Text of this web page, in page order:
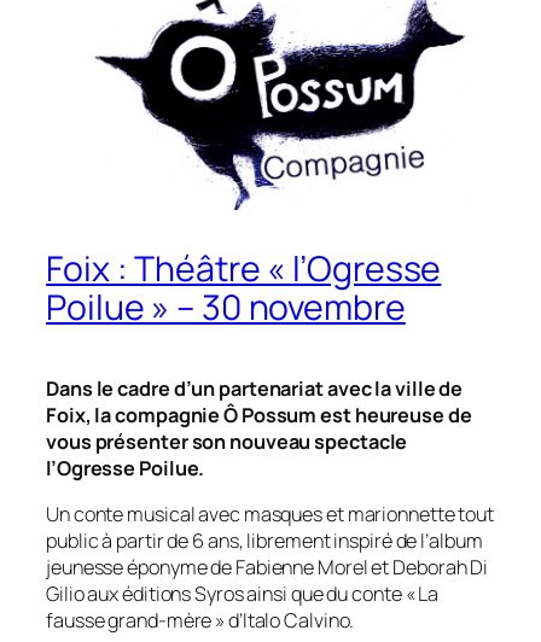
Foix : Théâtre « l’Ogresse
Poilue » – 30 novembre
Dans le cadre d’un partenariat avec la ville de
Foix, la compagnie Ô Possum est heureuse de
vous présenter son nouveau spectacle
l’Ogresse Poilue.
Un conte musical avec masques et marionnette tout
public à partir de 6 ans, librement inspiré de l’album
jeunesse éponyme de Fabienne Morel et Deborah Di
Gilio aux éditions Syros ainsi que du conte « La
fausse grand-mère » d’Italo Calvino.